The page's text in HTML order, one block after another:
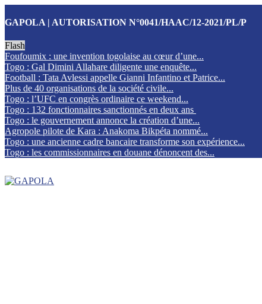
GAPOLA | AUTORISATION N°0041/HAAC/12-2021/PL/P
Flash
Foufoumix : une invention togolaise au cœur d’une...
Togo : Gal Dimini Allahare diligente une enquête...
Football : Tata Avlessi appelle Gianni Infantino et Patrice...
Plus de 40 organisations de la société civile...
Togo : l’UFC en congrès ordinaire ce weekend...
Togo : 132 fonctionnaires sanctionnés en deux ans
Togo : le gouvernement annonce la création d’une...
Agropole pilote de Kara : Anakoma Bikpéta nommé...
Togo : une ancienne cadre bancaire transforme son expérience...
Togo : les commissionnaires en douane dénoncent des...